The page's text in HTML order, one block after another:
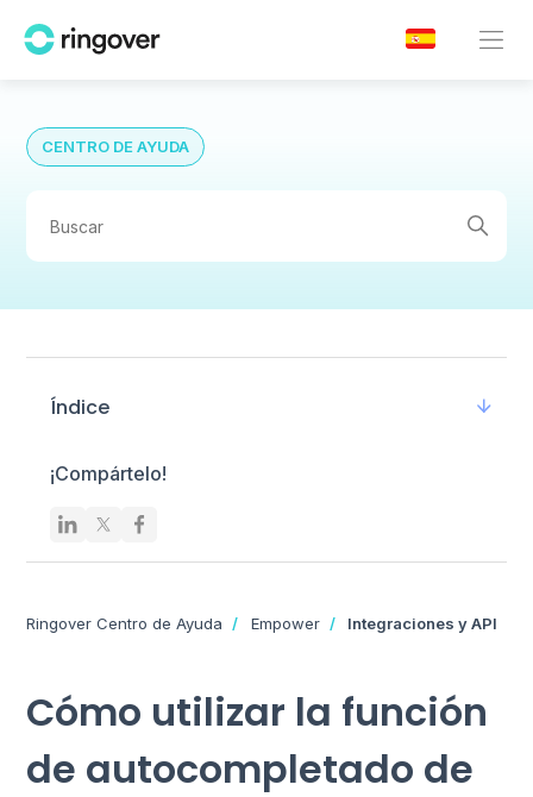
CENTRO DE AYUDA
Índice
¡Compártelo!
Ringover Centro de Ayuda Empower Integraciones y API
Cómo utilizar la función
de autocompletado de